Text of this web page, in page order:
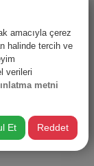
amacıyla çerez
halinde tercih ve
verileri
metni
Et Reddet